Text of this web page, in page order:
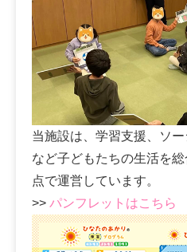
当施設は、学習支援、ソ
など子どもたちの生活を
点で運営しています。
>> パンフレットはこちら